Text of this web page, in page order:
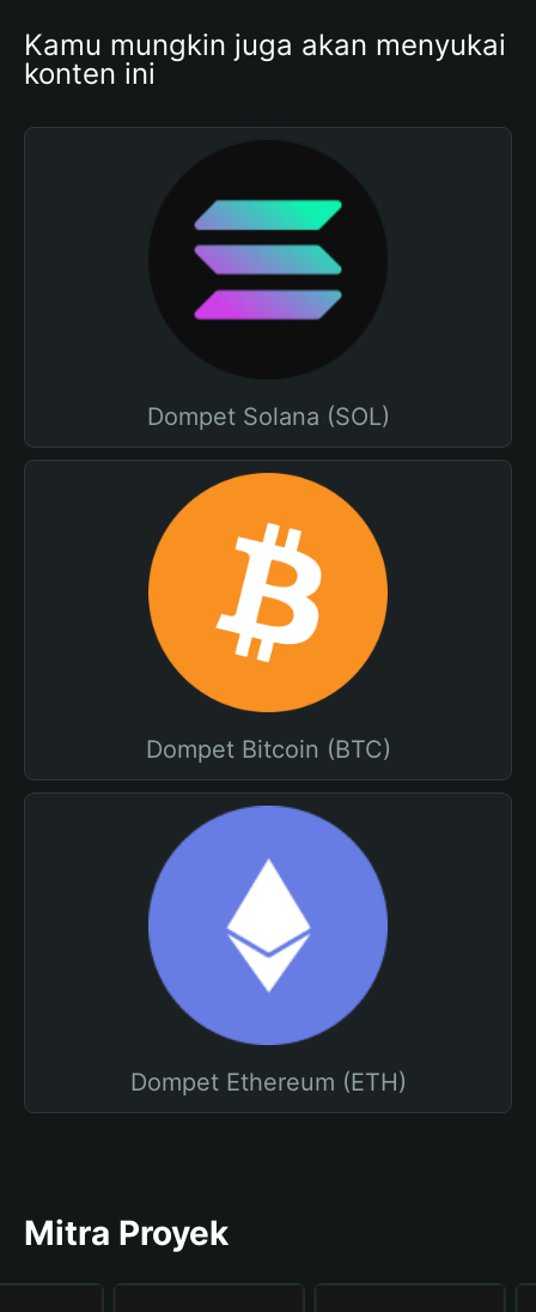
Kamu mungkin juga akan menyukai
konten ini
Dompet Solana (SOL)
Dompet Bitcoin (BTC)
Dompet Ethereum (ETH)
Mitra Proyek